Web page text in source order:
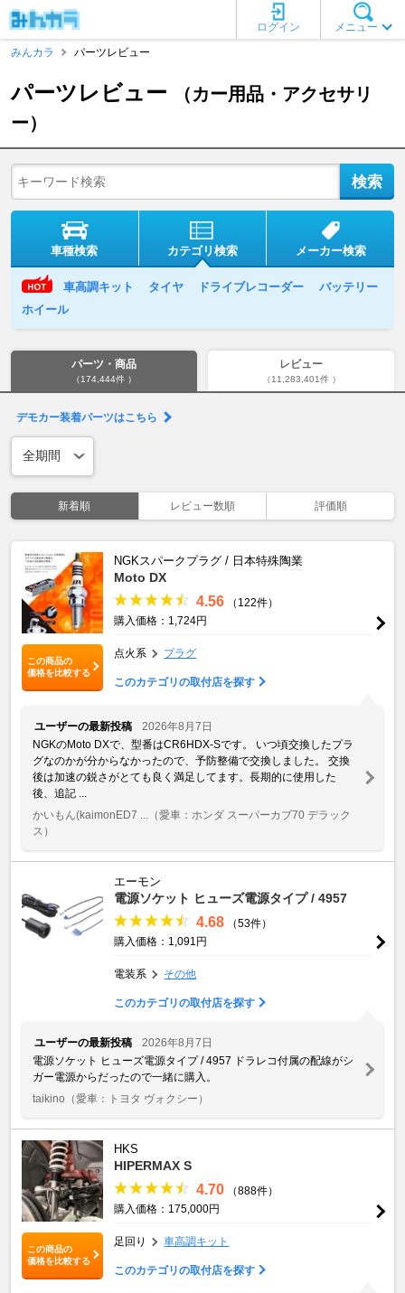
メニュー
ログイン
みんカラ
パーツレビュー
パーツレビュー
（カー用品・アクセサリ
ー）
車種検索 カテゴリ検索 メーカー検索
車高調キット タイヤ ドライブレコーダー
バッテリー
ホイール
パーツ・商品
（174,444件 ）
レビュー
（11,283,401件 ）
デモカー装着パーツはこちら
新着順 レビュー数順 評価順
この商品の
価格を比較する
NGKスパークプラグ / 日本特殊陶業
Moto DX
4.56
（122件）
購入価格：1,724円
点火系 プラグ
このカテゴリの取付店を探す
ユーザーの最新投稿
2026年8月7日
NGKのMoto DXで、型番はCR6HDX-Sです。 いつ頃交換したプラ
グなのかが分からなかったので、予防整備で交換しました。 交換
後は加速の鋭さがとても良く満足してます。長期的に使用した
後、追記 ...
かいもん(kaimonED7 ...
（愛車：ホンダ スーパーカブ70 デラック
ス）
エーモン
電源ソケット ヒューズ電源タイプ / 4957
4.68
（53件）
購入価格：1,091円
電装系 その他
このカテゴリの取付店を探す
ユーザーの最新投稿
2026年8月7日
電源ソケット ヒューズ電源タイプ / 4957 ドラレコ付属の配線がシ
ガー電源からだったので一緒に購入。
taikino （愛車：トヨタ ヴォクシー）
この商品の
価格を比較する
HKS
HIPERMAX S
4.70
（888件）
購入価格：175,000円
足回り 車高調キット
このカテゴリの取付店を探す